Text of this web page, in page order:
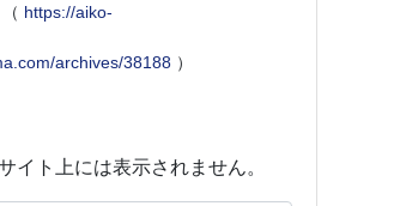
https://aiko-
archives/38188 ）
イト上には表示されません。